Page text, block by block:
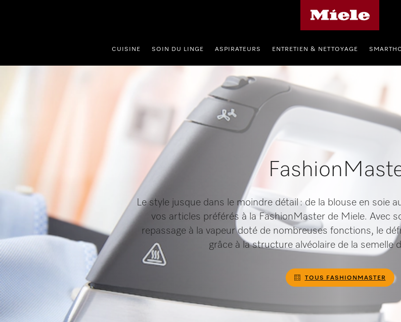
CUISINE SOIN DU LINGE ASPIRATEURS ENTRETIEN & NETTOYAGE
Le style jusque dans le moindre détail : de la blouse en soie
vos articles préférés à la FashionMaster de Miele. Avec
repassage à la vapeur doté de nombreuses fonctions, le
grâce à la structure alvéolaire de la semelle
TOUS FASHIONMASTER